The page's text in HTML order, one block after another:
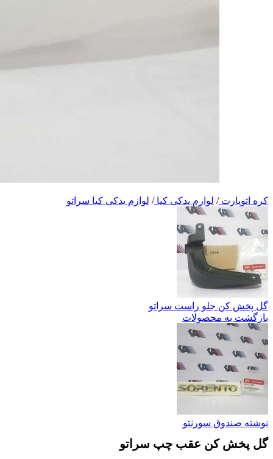
کره اتوپارت/ لوازم یدکی کیا/ لوازم یدکی کیا سراتو
گل پخش کن جلو راست سراتو
بازگشت به محصولات
نوشته صندوق سورنتو
گل پخش کن عقب چپ سراتو